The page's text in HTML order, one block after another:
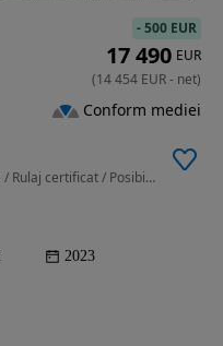
1598 cm3 • 143 CP • Hybrid cu Garanție / Rulaj certificat / Posibilitate rate
2023
-500 EUR
17 490 EUR
(14 454 EUR- net)
Conform mediei